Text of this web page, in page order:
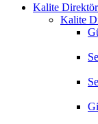
Kalite
Kalite